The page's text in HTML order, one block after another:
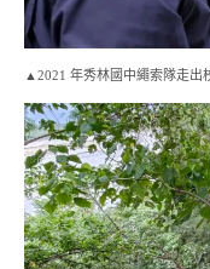
▲2021 年秀林國中繩索隊走出